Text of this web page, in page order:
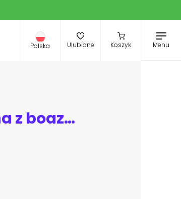
Polska Ulubione Koszyk Menu
Drewniana ściana z boazerii